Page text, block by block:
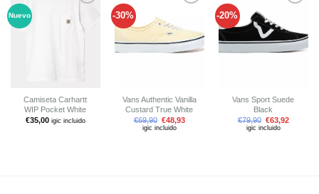
Nuevo
a tu
Camiseta Carhartt
WIP Pocket White
€35,00 igic incluido
-30%
lista de
deseos
Vans Authentic Vanilla
Custard True White
€69,90 €48,93
igic incluido
-20%
lista de
deseos
Vans Sport Suede
Black
€79,90 €63,92
igic incluido